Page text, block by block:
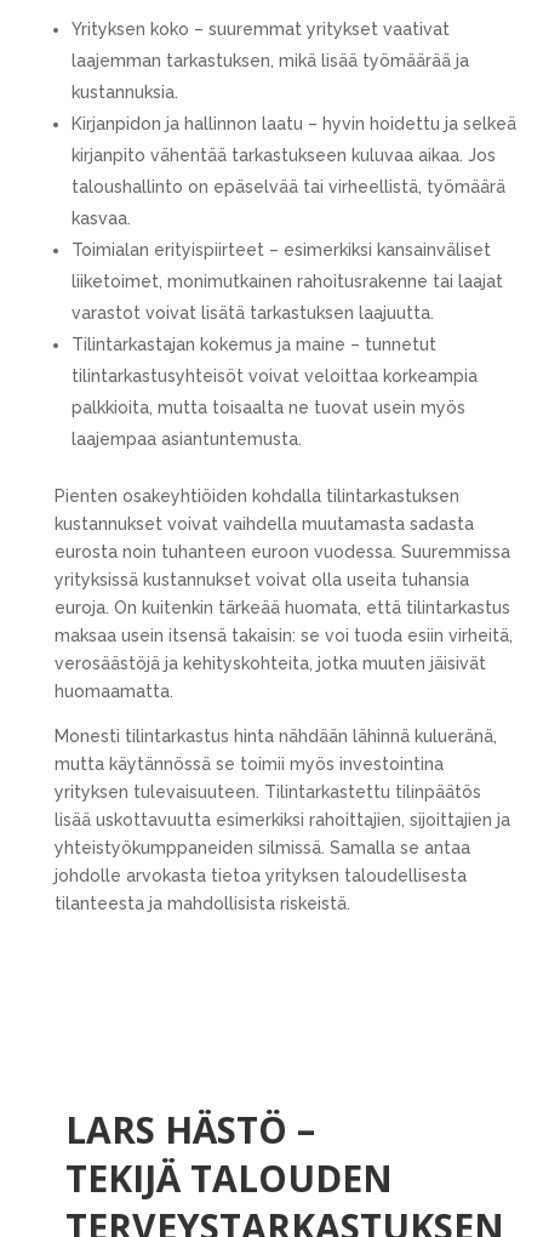
Yrityksen koko – suuremmat yritykset vaativat
laajemman tarkastuksen, mikä lisää työmäärää ja
kustannuksia.
Kirjanpidon ja hallinnon laatu – hyvin hoidettu ja selkeä
kirjanpito vähentää tarkastukseen kuluvaa aikaa. Jos
taloushallinto on epäselvää tai virheellistä, työmäärä
kasvaa.
Toimialan erityispiirteet – esimerkiksi kansainväliset
liiketoimet, monimutkainen rahoitusrakenne tai laajat
varastot voivat lisätä tarkastuksen laajuutta.
Tilintarkastajan kokemus ja maine – tunnetut
tilintarkastusyhteisöt voivat veloittaa korkeampia
palkkioita, mutta toisaalta ne tuovat usein myös
laajempaa asiantuntemusta.
Pienten osakeyhtiöiden kohdalla tilintarkastuksen
kustannukset voivat vaihdella muutamasta sadasta
eurosta noin tuhanteen euroon vuodessa. Suuremmissa
yrityksissä kustannukset voivat olla useita tuhansia
euroja. On kuitenkin tärkeää huomata, että tilintarkastus
maksaa usein itsensä takaisin: se voi tuoda esiin virheitä,
verosäästöjä ja kehityskohteita, jotka muuten jäisivät
huomaamatta.
Monesti tilintarkastus hinta nähdään lähinnä kulueränä,
mutta käytännössä se toimii myös investointina
yrityksen tulevaisuuteen. Tilintarkastettu tilinpäätös
lisää uskottavuutta esimerkiksi rahoittajien, sijoittajien ja
yhteistyökumppaneiden silmissä. Samalla se antaa
johdolle arvokasta tietoa yrityksen taloudellisesta
tilanteesta ja mahdollisista riskeistä.
LARS HÄSTÖ –
TEKIJÄ TALOUDEN
TERVEYSTARKASTUKSEN